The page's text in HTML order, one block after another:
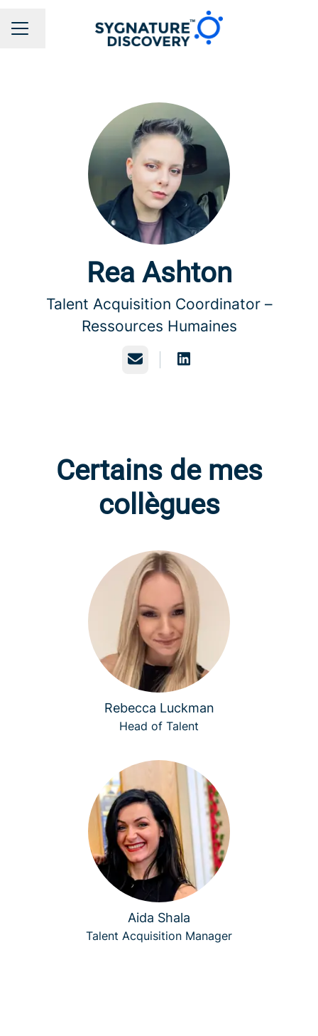
MENU CARRIÈRE
Changer la langue
Rea Ashton
Talent Acquisition Coordinator –
Ressources Humaines
Adresse courriel
Certains de mes
collègues
Rebecca Luckman
Head of Talent
Aida Shala
Talent Acquisition Manager